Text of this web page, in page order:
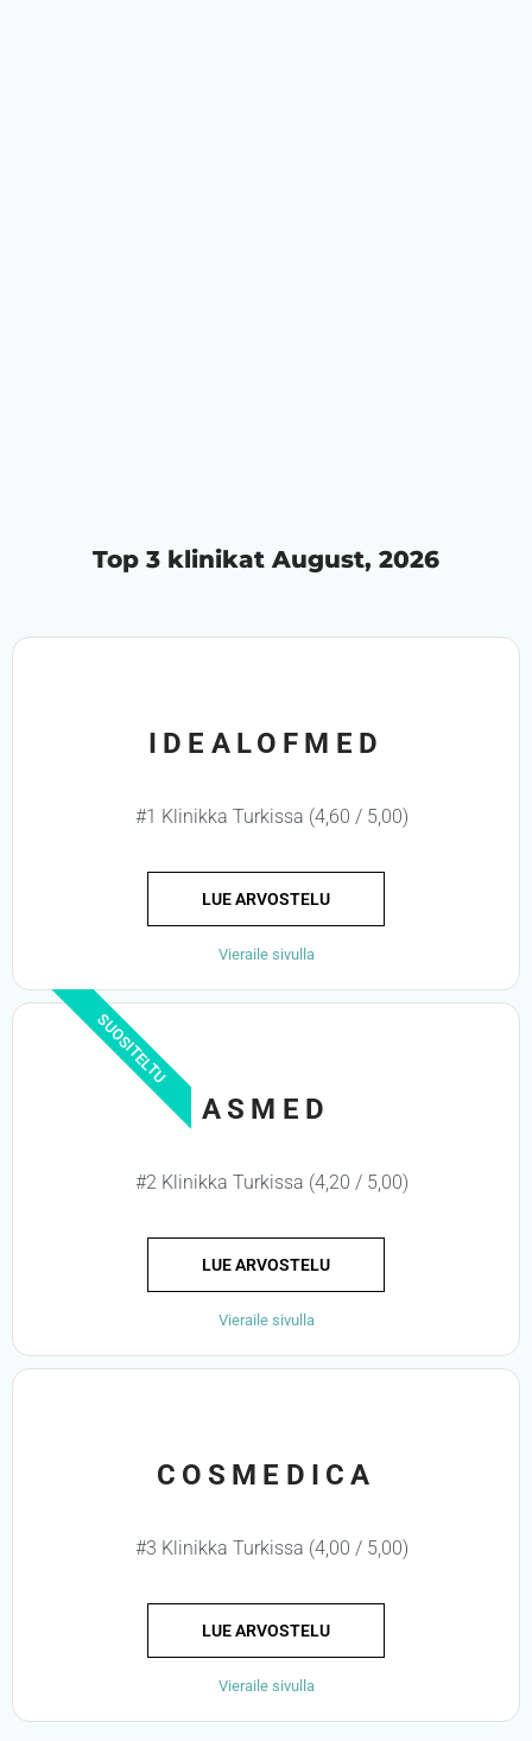
Top 3 klinikat August, 2026
IDEALOFMED
#1 Klinikka Turkissa (4,60 / 5,00)
LUE ARVOSTELU
Vieraile sivulla
SUOSITELTU
ASMED
#2 Klinikka Turkissa (4,20 / 5,00)
LUE ARVOSTELU
Vieraile sivulla
COSMEDICA
#3 Klinikka Turkissa (4,00 / 5,00)
LUE ARVOSTELU
Vieraile sivulla